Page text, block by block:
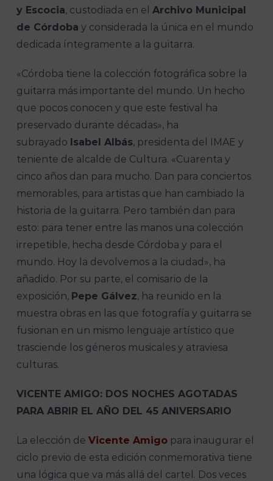
y Escocia, custodiada en elArchivo Municipal
de Córdoba y considerada la única en el mundo
dedicada íntegramente a la guitarra.
«Córdoba tiene la colección fotográfica sobre la
guitarra más importante del mundo. Un hecho
que pocos conocen y que este festival ha
preservado durante décadas», ha
subrayado Isabel Albás, presidenta del IMAE y
teniente de alcalde de Cultura. «Cuarenta y
cinco años dan para mucho. Dan para conciertos
memorables, para artistas que han cambiado la
historia de la guitarra. Pero también dan para
esto: para tener entre las manos una colección
irrepetible, hecha desde Córdoba y para el
mundo. Hoy la devolvemos a la ciudad», ha
añadido. Por su parte, el comisario de la
exposición, Pepe Gálvez, ha reunido en la
muestra obras en las que fotografía y guitarra se
fusionan en un mismo lenguaje artístico que
trasciende los géneros musicales y atraviesa
culturas.
VICENTE AMIGO: DOS NOCHES AGOTADAS
PARA ABRIR EL AÑO DEL 45 ANIVERSARIO
La elección deVicente Amigo para inaugurar el
ciclo previo de esta edición conmemorativa tiene
una lógica que va más allá del cartel. Dos veces